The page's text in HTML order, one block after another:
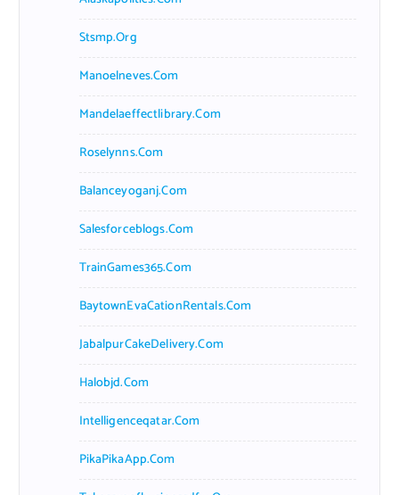
Stsmp.org
Manoelneves.com
Mandelaeffectlibrary.com
Roselynns.com
Balanceyoganj.com
Salesforceblogs.com
TrainGames365.com
BaytownEvaCationRentals.com
JabalpurCakeDelivery.com
Halobjd.com
Intelligenceqatar.com
PikaPikaApp.com